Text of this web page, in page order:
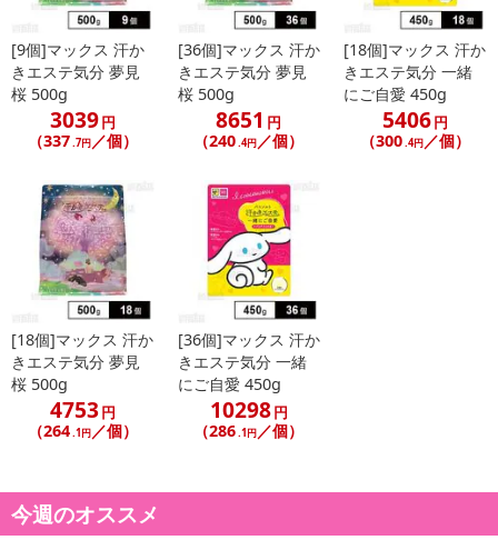
また、お届け日時のご指定は、お受けできません。宅配業者からの
不在票にてご対応ください。
※発送予定日は前後する場合がございます。また商品によって発送
日が異なります。
※dショッピングサンプル百貨店よりお届けする商品は、ご利用いた
だいた後のご感想をいただくことを目的としており、転売等は固く
転売等、目的以外での利用が確認された場合は、サービス利用を停
止させていただきます。
発送日カレンダー
休業日
[9個]マックス 汗か
きエステ気分 夢見
桜 500g
3039円
（337.7円／個）
[36個]マックス 汗か
きエステ気分 夢見
桜 500g
8651 円
（240.4円／個）
[18個]マックス 汗か
きエステ気分 一緒
にご自愛 450g
5406円
（300.4円／個）
[18個]マックス 汗か
きエステ気分 夢見
桜 500g
4753円
（264.1円／個）
[36個]マックス 汗か
きエステ気分 一緒
にご自愛 450g
10298円
（286.1円 ／個）
今週のオススメ